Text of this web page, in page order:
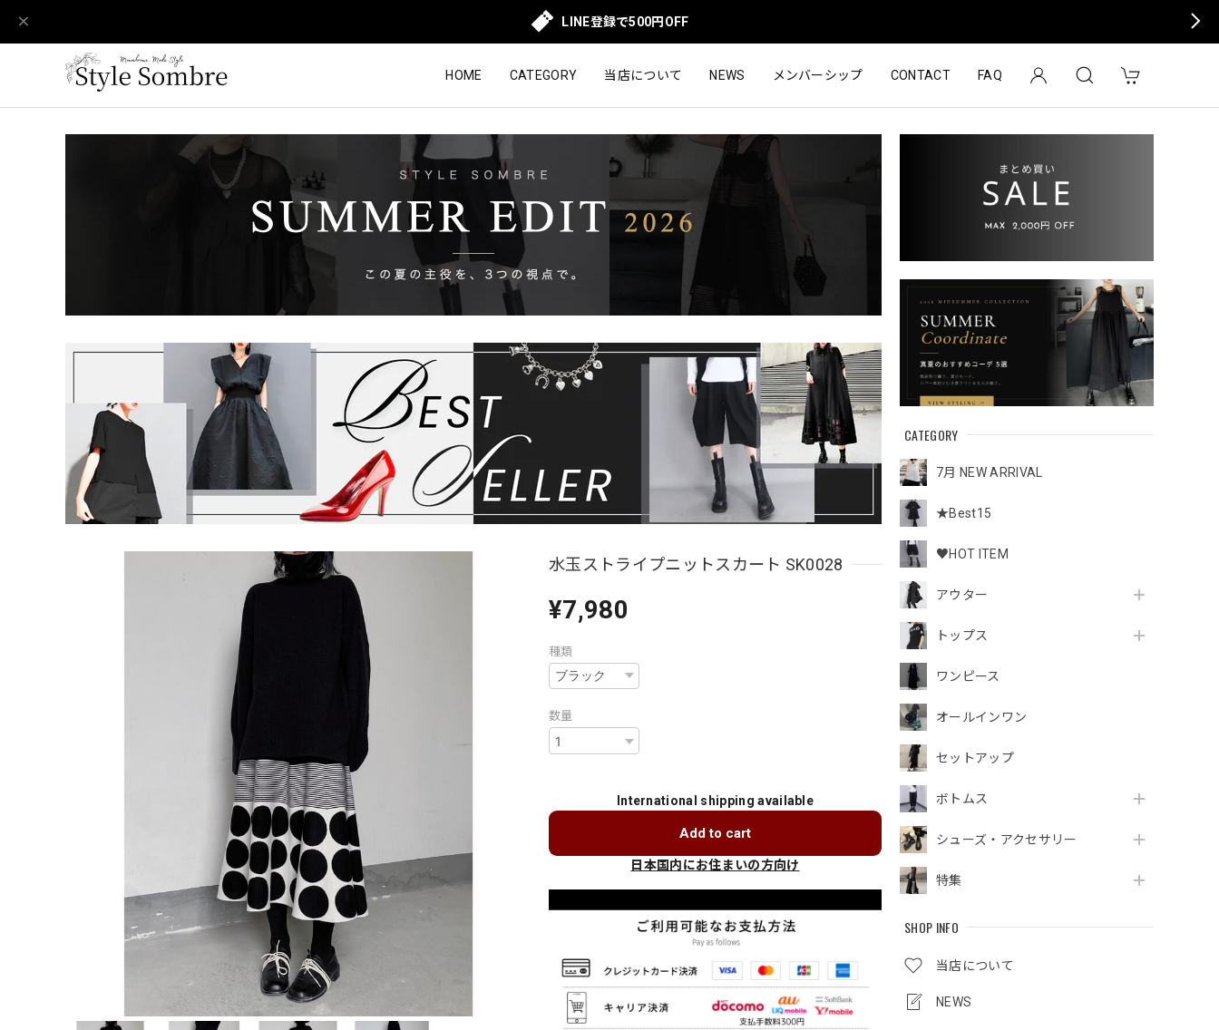
LINE登録で500円OFF
HOME CATEGORY 当店について NEWS メンバーシップ CONTACT FAQ
CATEGORY
7月 NEW ARRIVAL
★Best15
♥HOT ITEM
アウター
トップス
ワンピース
オールインワン
セットアップ
ボトムス
シューズ・アクセサリー
特集
SHOP INFO
当店について
NEWS
水玉ストライプニットスカート SK0028
¥7,980
種類
数量
International shipping available
Add to cart
日本国内にお住まいの方向け